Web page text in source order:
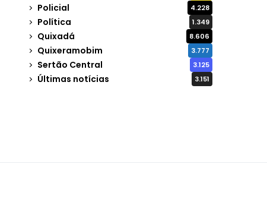
Policial 4.228
Política 1.349
Quixadá 8.606
Quixeramobim 3.777
Sertão Central 3.125
Últimas notícias 3.151